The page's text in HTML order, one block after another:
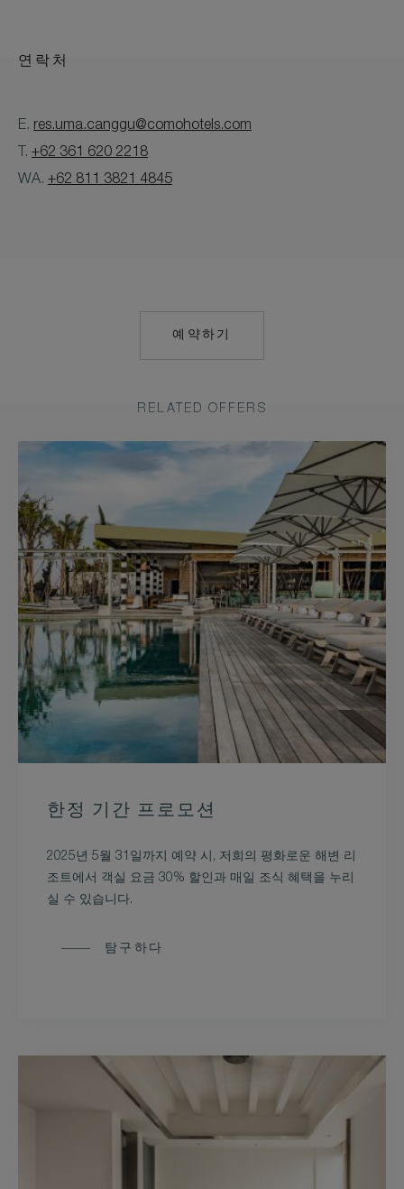
연락처
E. res.uma.canggu@comohotels.com
T. +62 361 620 2218
WA. +62 811 3821 4845
예약하기
HTTPS://
RELATED OFFERS
한정 기간 프로모션
2025년 5월 31일까지 예약 시, 저희의 평화로운 해변 리
조트에서 객실 요금 30% 할인과 매일 조식 혜택을 누리
실 수 있습니다.
탐구하다